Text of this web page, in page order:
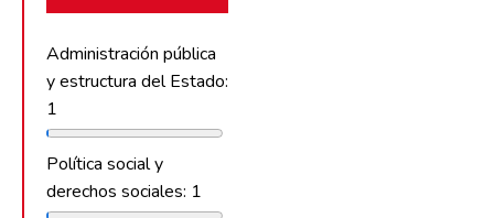
Administración pública
y estructura del Estado:
1
Política social y
derechos sociales: 1